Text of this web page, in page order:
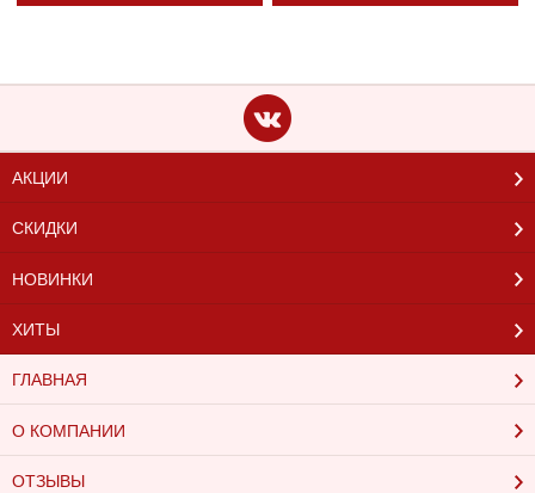
АКЦИИ
СКИДКИ
НОВИНКИ
ХИТЫ
ГЛАВНАЯ
О КОМПАНИИ
ОТЗЫВЫ